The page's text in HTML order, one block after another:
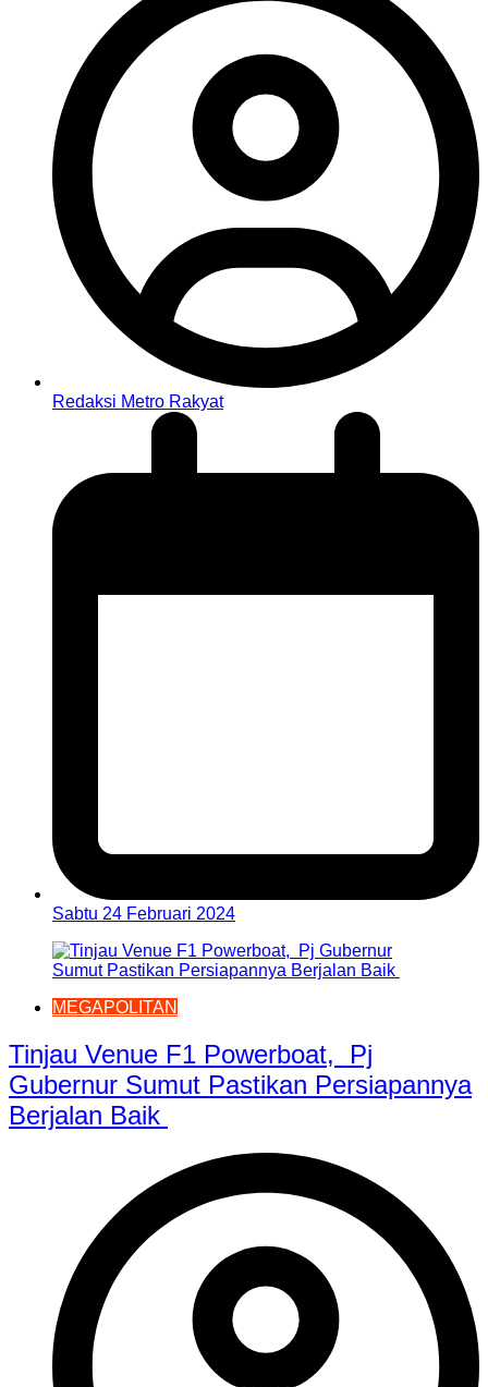
Redaksi Metro Rakyat
Sabtu 24 Februari 2024
MEGAPOLITAN
Tinjau Venue F1 Powerboat, Pj
Gubernur Sumut Pastikan Persiapannya
Berjalan Baik